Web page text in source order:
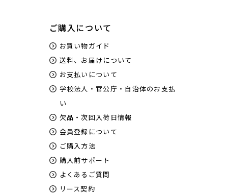
ご購入について
お買い物ガイド
送料、お届けについて
お支払いについて
学校法人・官公庁・自治体のお支払
い
欠品・次回入荷日情報
会員登録について
ご購入方法
購入前サポート
よくあるご質問
リース契約